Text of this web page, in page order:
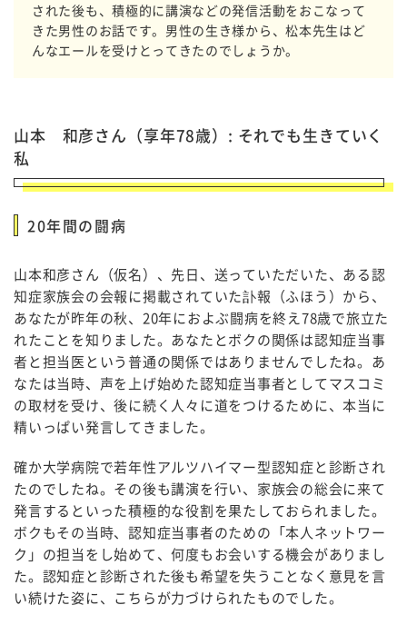
された後も、積極的に講演などの発信活動をおこなって
きた男性のお話です。男性の生き様から、松本先生はど
んなエールを受けとってきたのでしょうか。
山本 和彦さん（享年78歳）: それでも生きていく
私
20年間の闘病
山本和彦さん（仮名）、先日、送っていただいた、ある認
知症家族会の会報に掲載されていた訃報（ふほう）から、
あなたが昨年の秋、20年におよぶ闘病を終え78歳で旅立た
れたことを知りました。あなたとボクの関係は認知症当事
者と担当医という普通の関係ではありませんでしたね。あ
なたは当時、声を上げ始めた認知症当事者としてマスコミ
の取材を受け、後に続く人々に道をつけるために、本当に
精いっぱい発言してきました。
確か大学病院で若年性アルツハイマー型認知症と診断され
たのでしたね。その後も講演を行い、家族会の総会に来て
発言するといった積極的な役割を果たしておられました。
ボクもその当時、認知症当事者のための「本人ネットワー
ク」の担当をし始めて、何度もお会いする機会がありまし
た。認知症と診断された後も希望を失うことなく意見を言
い続けた姿に、こちらが力づけられたものでした。